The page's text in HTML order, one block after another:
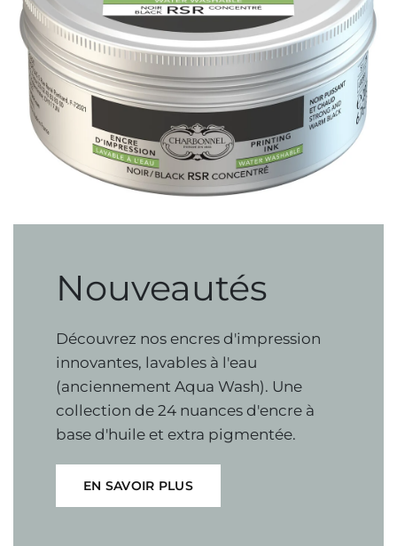
Nouveautés
Découvrez nos encres d'impression
innovantes, lavables à l'eau
(anciennement Aqua Wash). Une
collection de 24 nuances d'encre à
base d'huile et extra pigmentée.
EN SAVOIR PLUS